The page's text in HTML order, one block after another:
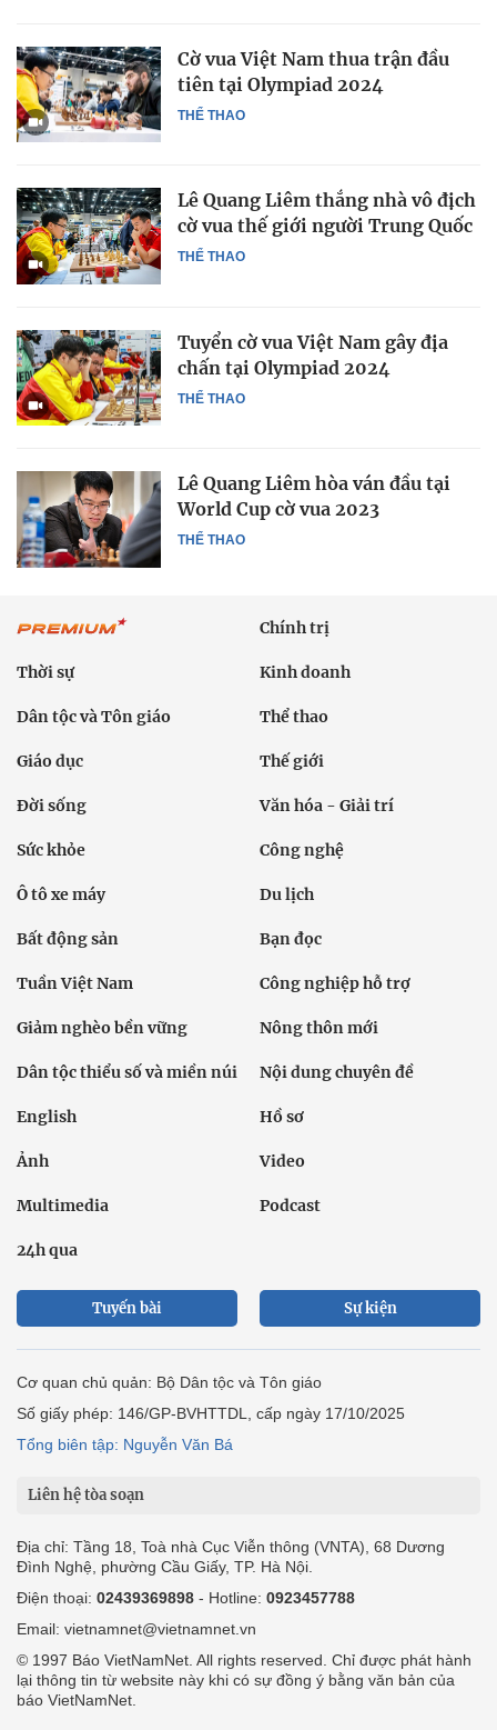
THỂ THAO
Cờ vua Việt Nam thua trận đầu
tiên tại Olympiad 2024
THỂ THAO
Lê Quang Liêm thắng nhà vô địch
cờ vua thế giới người Trung Quốc
THỂ THAO
Tuyển cờ vua Việt Nam gây địa
chấn tại Olympiad 2024
THỂ THAO
Lê Quang Liêm hòa ván đầu tại
World Cup cờ vua 2023
Chính trị
Thời sự Kinh doanh
Dân tộc và Tôn giáo Thể thao
Giáo dục Thế giới
Đời sống Văn hóa - Giải trí
Sức khỏe Công nghệ
Ô tô xe máy Du lịch
Bất động sản Bạn đọc
Tuần Việt Nam Công nghiệp hỗ trợ
Giảm nghèo bền vững Nông thôn mới
Dân tộc thiểu số và miền núi Nội dung chuyên đề
English Hồ sơ
Ảnh Video
Multimedia Podcast
24h qua
Tuyến bài Sự kiện
Cơ quan chủ quản: Bộ Dân tộc và Tôn giáo
Số giấy phép: 146/GP-BVHTTDL, cấp ngày 17/10/2025
Tổng biên tập: Nguyễn Văn Bá
Liên hệ tòa soạn
Địa chỉ: Tầng 18, Toà nhà Cục Viễn thông (VNTA), 68 Dương
Đình Nghệ, phường Cầu Giấy, TP. Hà Nội.
Điện thoại: 02439369898 - Hotline: 0923457788
Email: vietnamnet@vietnamnet.vn
© 1997 Báo VietNamNet. All rights reserved. Chỉ được phát hành
lại thông tin từ website này khi có sự đồng ý bằng văn bản của
báo VietNamNet.